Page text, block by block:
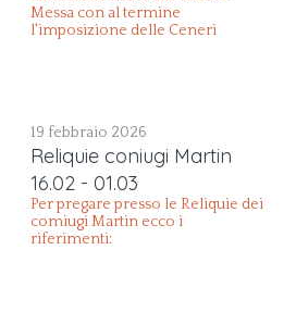
Messa con al termine
l'imposizione delle Ceneri
19 febbraio 2026
Reliquie coniugi Martin
16.02 - 01.03
Per pregare presso le Reliquie dei
comiugi Martin ecco i
riferimenti: